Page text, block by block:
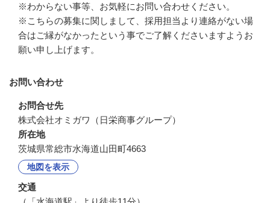
※わからない事等、お気軽にお問い合わせください。
※こちらの募集に関しまして、採用担当より連絡がない場
合はご縁がなかったという事でご了解くださいますようお
願い申し上げます。
お問い合わせ
お問合せ先
株式会社オミガワ（日栄商事グループ）
所在地
茨城県常総市水海道山田町4663
地図を表示
交通